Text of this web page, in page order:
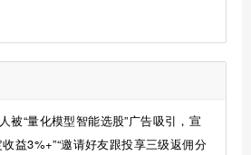
被“量化模型智能选股”广告吸引，宣
益3%+”“邀请好友跟投享三级返佣分